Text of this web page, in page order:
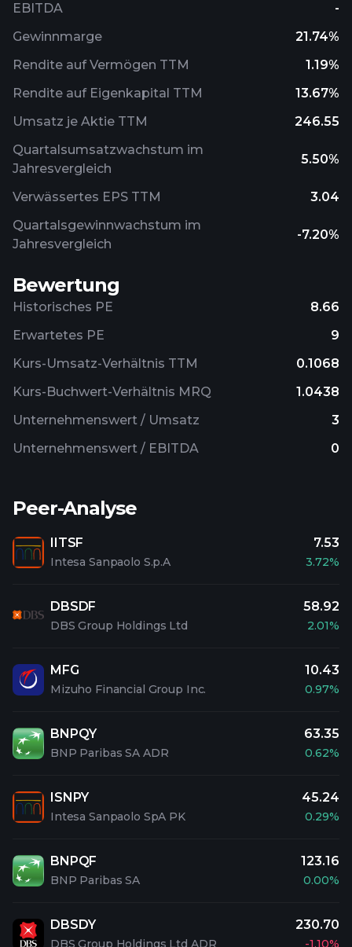
EBITDA
-
Gewinnmarge
21.74%
Rendite auf Vermögen TTM
1.19%
Rendite auf Eigenkapital TTM
13.67%
Umsatz je Aktie TTM
246.55
Quartalsumsatzwachstum im
Jahresvergleich
5.50%
Verwässertes EPS TTM
3.04
Quartalsgewinnwachstum im
Jahresvergleich
-7.20%
Bewertung
Historisches PE
8.66
Erwartetes PE
9
Kurs-Umsatz-Verhältnis TTM
0.1068
Kurs-Buchwert-Verhältnis MRQ
1.0438
Unternehmenswert / Umsatz
3
Unternehmenswert / EBITDA
0
Peer-Analyse
IITSF
Intesa Sanpaolo S.p.A
7.53
3.72%
DBSDF
DBS Group Holdings Ltd
58.92
2.01%
MFG
Mizuho Financial Group Inc.
10.43
0.97%
BNPQY
BNP Paribas SA ADR
63.35
0.62%
ISNPY
Intesa Sanpaolo SpA PK
45.24
0.29%
BNPQF
BNP Paribas SA
123.16
0.00%
DBSDY
DBS Group Holdings Ltd ADR
230.70
-1.10%